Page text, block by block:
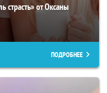
страсть» от Оксаны
ПОДРОБНЕЕ